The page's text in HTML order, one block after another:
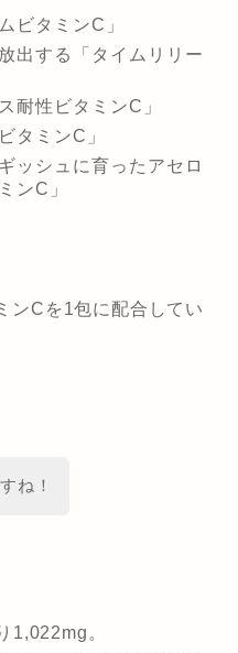
ビタミンC」
出する「タイムリリー
耐性ビタミンC」
タミンC」
ッシュに育ったアセロ
ンC」
ンCを1包に配合してい
ね！
1,022mg。